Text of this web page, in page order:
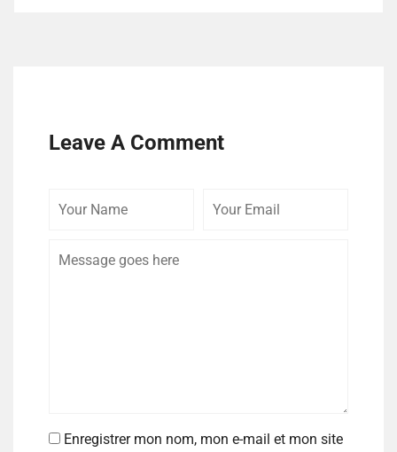
Leave A Comment
Enregistrer mon nom, mon e-mail et mon site